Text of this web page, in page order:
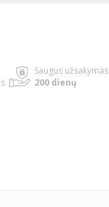
Saugus užsakymas
200 dienų